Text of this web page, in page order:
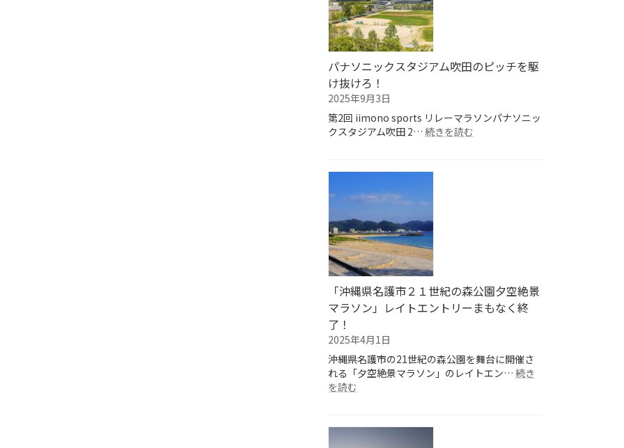
パナソニックスタジアム吹田のピッチを駆
け抜けろ！
2025年9月3日
第2回 iimono sports リレーマラソンパナソニッ
クスタジアム吹田 2…続きを読む
ム
吹
田
ッ
チ
を
「沖縄県名護市２１世紀の森公園夕空絶景
マラソン」レイトエントリーまもなく終
了！
2025年4月1日
沖縄県名護市の21世紀の森公園を舞台に開催さ
れる「夕空絶景マラソン」のレイトエン…続き
を読む
県